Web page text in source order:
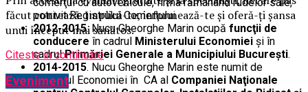
potrivit Registrului Comerţului.
2012-2015. Nucu Gheorghe Marin ocupă funcţii de
conducere în cadrul Ministerului Economiei şi în
cadrulPrimăriei Generale a Municipiului Bucureşti.
2014-2015. Nucu Gheorghe Marin este numit de
ministrul Economiei în CA al Companiei Naţionale
făcut contează. Implică-te, informează-te și oferă-ți șansa
unui început mai sănătos.
Citeste in continuare
Eveniment